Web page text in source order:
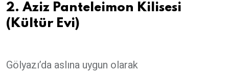
2. Aziz Panteleimon Kilisesi
(Kültür Evi)
Gölyazı’da aslına uygun olarak